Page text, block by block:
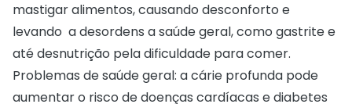
mastigar alimentos, causando desconforto e
levando a desordens a saúde geral, como gastrite e
até desnutrição pela dificuldade para comer.
Problemas de saúde geral: a cárie profunda pode
aumentar o risco de doenças cardíacas e diabetes